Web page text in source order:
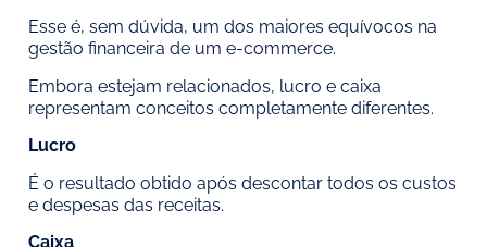
Esse é, sem dúvida, um dos maiores equívocos na
gestão financeira de um e-commerce.
Embora estejam relacionados, lucro e caixa
representam conceitos completamente diferentes.
Lucro
É o resultado obtido após descontar todos os custos
e despesas das receitas.
Caixa